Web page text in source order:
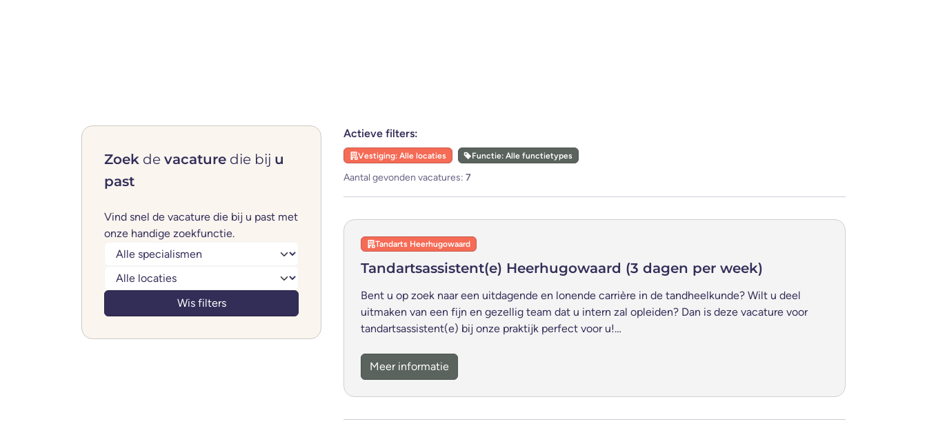
Behandelingen content
Zoek de vacature die bij u
past
Vind snel de vacature die bij u past met
onze handige zoekfunctie.
Filters specialismen
Wis filters
Actieve filters:
Vestiging: Alle locaties Functie: Alle functietypes
Aantal gevonden vacatures: 7
Tandarts Heerhugowaard
Tandartsassistent(e) Heerhugowaard (3 dagen per week)
Bent u op zoek naar een uitdagende en lonende carrière in de tandheelkunde? Wilt u deel
uitmaken van een fijn en gezellig team dat u intern zal opleiden? Dan is deze vacature voor
tandartsassistent(e) bij onze praktijk perfect voor u!…
Meer informatie